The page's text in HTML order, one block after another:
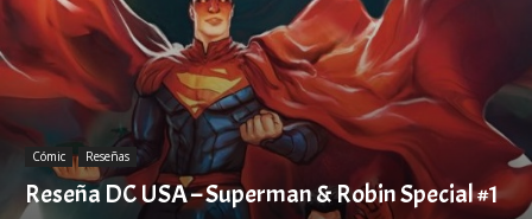
Cómic Reseñas
Reseña DC USA – Superman & Robin Special #1